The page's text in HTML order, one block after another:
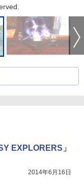
EXPLORERS」
2014年6月16日